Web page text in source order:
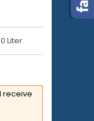
Liter.
receive